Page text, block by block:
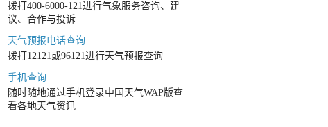
拨打400-6000-121进行气象服务咨询、建
议、合作与投诉
天气预报电话查询
拨打12121或96121进行天气预报查询
手机查询
随时随地通过手机登录中国天气WAP版查
看各地天气资讯